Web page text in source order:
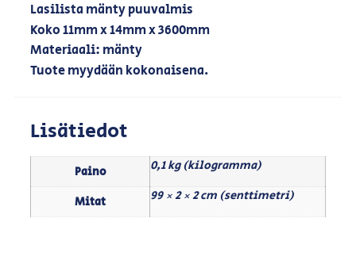
Lasilista mänty puuvalmis
Koko 11mm x 14mm x 3600mm
Materiaali: mänty
Tuote myydään kokonaisena.
Lisätiedot
Paino 0,1 kg (kilogramma)
Mitat 99 × 2 × 2 cm (senttimetri)